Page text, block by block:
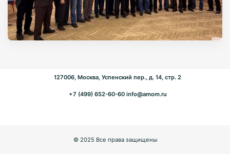
127006, Москва, Успенский пер., д. 14, стр. 2
+7 (499) 652-60-60 info@amom.ru
© 2025 Все права защищены